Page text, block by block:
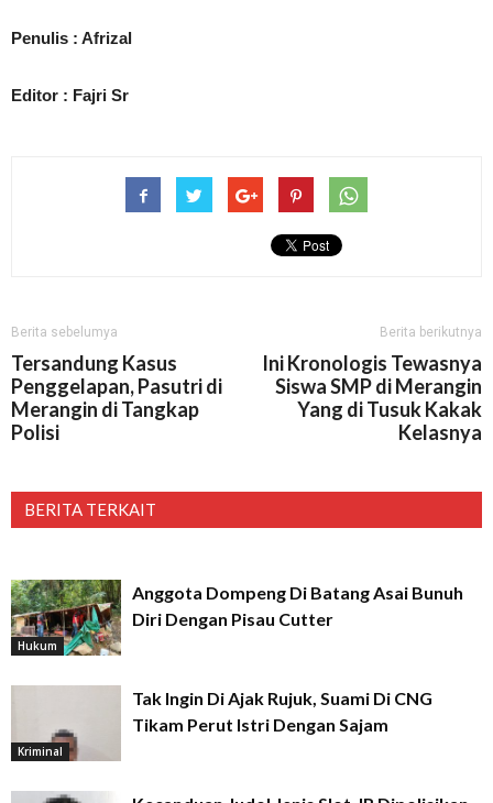
Penulis : Afrizal
Editor : Fajri Sr
Berita sebelumya
Tersandung Kasus
Penggelapan, Pasutri di
Merangin di Tangkap
Polisi
Berita berikutnya
Ini Kronologis Tewasnya
Siswa SMP di Merangin
Yang di Tusuk Kakak
Kelasnya
BERITA TERKAIT
Hukum
Anggota Dompeng Di Batang Asai Bunuh
Diri Dengan Pisau Cutter
Kriminal
Tak Ingin Di Ajak Rujuk, Suami Di CNG
Tikam Perut Istri Dengan Sajam